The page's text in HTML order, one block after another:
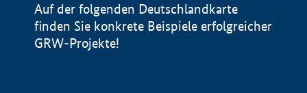
Auf der folgenden Deutschlandkarte
finden Sie konkrete Beispiele erfolgreicher
GRW-Projekte!